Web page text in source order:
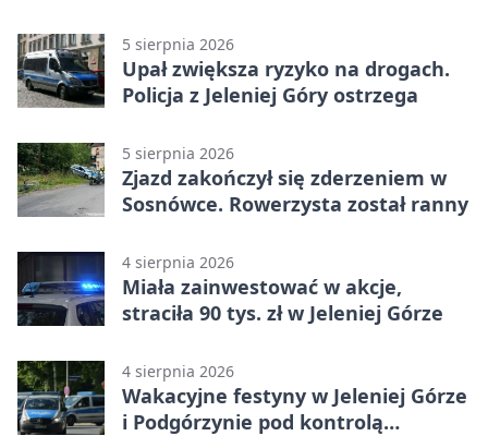
5 sierpnia 2026
Upał zwiększa ryzyko na drogach.
Policja z Jeleniej Góry ostrzega
5 sierpnia 2026
Zjazd zakończył się zderzeniem w
Sosnówce. Rowerzysta został ranny
4 sierpnia 2026
Miała zainwestować w akcje,
straciła 90 tys. zł w Jeleniej Górze
4 sierpnia 2026
Wakacyjne festyny w Jeleniej Górze
i Podgórzynie pod kontrolą